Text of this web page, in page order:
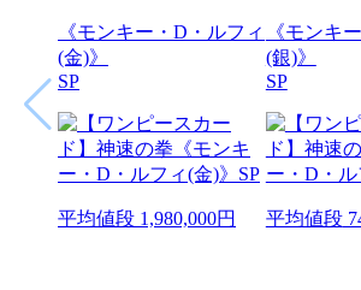
《モンキー・D・ルフィ
(金)》
SP
平均値段 1,980,000円
《モンキ
(銀)》
SP
平均値段